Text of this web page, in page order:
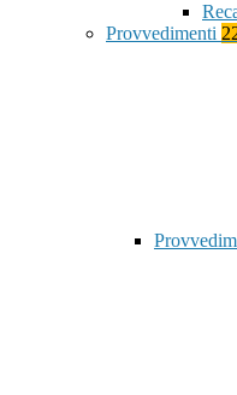
Provvedimenti